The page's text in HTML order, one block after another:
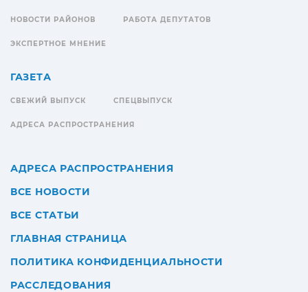
НОВОСТИ РАЙОНОВ РАБОТА ДЕПУТАТОВ
ЭКСПЕРТНОЕ МНЕНИЕ
ГАЗЕТА
СВЕЖИЙ ВЫПУСК СПЕЦВЫПУСК
АДРЕСА РАСПРОСТРАНЕНИЯ
АДРЕСА РАСПРОСТРАНЕНИЯ
ВСЕ НОВОСТИ
ВСЕ СТАТЬИ
ГЛАВНАЯ СТРАНИЦА
ПОЛИТИКА КОНФИДЕНЦИАЛЬНОСТИ
РАССЛЕДОВАНИЯ